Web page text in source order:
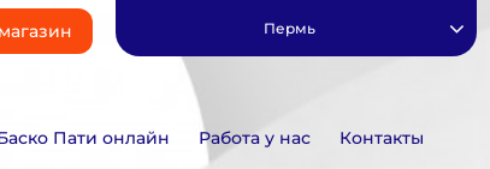
Пермь
Пати онлайн Работа у нас Контакты